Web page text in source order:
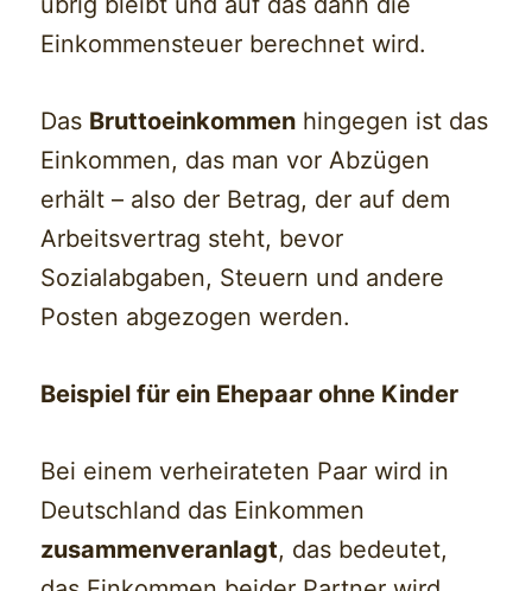
Einkommensteuer berechnet wird.
Das Bruttoeinkommen hingegen ist das
Einkommen, das man vor Abzügen
erhält – also der Betrag, der auf dem
Arbeitsvertrag steht, bevor
Sozialabgaben, Steuern und andere
Posten abgezogen werden.
Beispiel für ein Ehepaar ohne Kinder
Bei einem verheirateten Paar wird in
Deutschland das Einkommen
zusammenveranlagt, das bedeutet,